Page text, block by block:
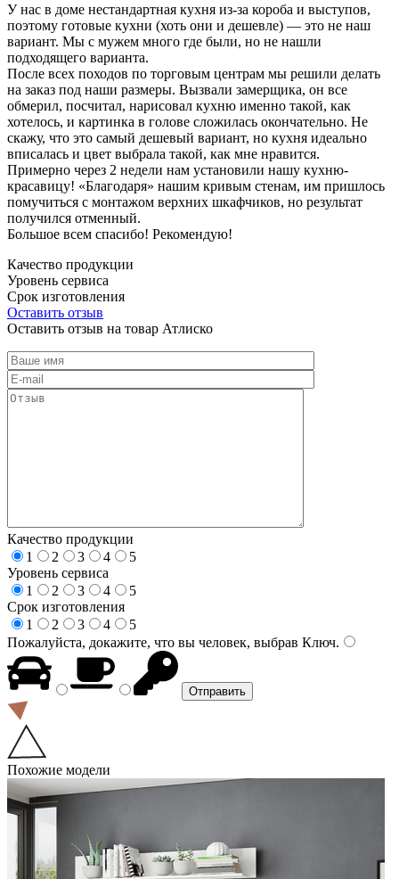
У нас в доме нестандартная кухня из-за короба и выступов,
поэтому готовые кухни (хоть они и дешевле) — это не наш
вариант. Мы с мужем много где были, но не нашли
подходящего варианта.
После всех походов по торговым центрам мы решили делать
на заказ под наши размеры. Вызвали замерщика, он все
обмерил, посчитал, нарисовал кухню именно такой, как
хотелось, и картинка в голове сложилась окончательно. Не
скажу, что это самый дешевый вариант, но кухня идеально
вписалась и цвет выбрала такой, как мне нравится.
Примерно через 2 недели нам установили нашу кухню-
красавицу! «Благодаря» нашим кривым стенам, им пришлось
помучиться с монтажом верхних шкафчиков, но результат
получился отменный.
Большое всем спасибо! Рекомендую!
Качество продукции
Уровень сервиса
Срок изготовления
Оставить отзыв
Оставить отзыв на товар Атлиско
Качество продукции
1
2 3 4
5
Уровень сервиса
1
2 3 4
5
Срок изготовления
1
2 3 4
5
Пожалуйста, докажите, что вы человек, выбрав Ключ.
Похожие модели